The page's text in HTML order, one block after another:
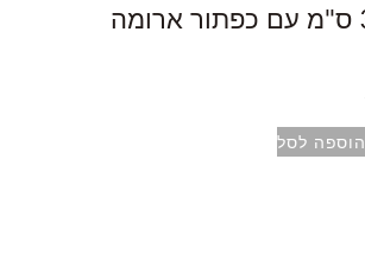
רוסטר 35 ס"מ עם כפתור ארומה
הוספה לסל